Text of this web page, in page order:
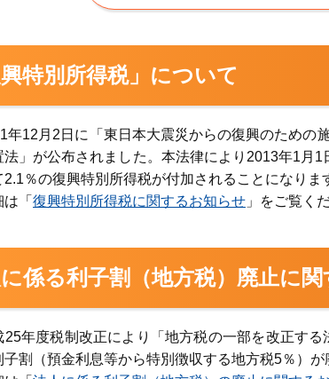
興特別所得税」について
12月2日に「東日本大震災からの復興のための
法」が公布されました。本法律により2013年1月
2.1％の復興特別所得税が付加されることになりま
「 復興特別所得税に関するお知らせ 」をご覧く
係る利子割（地方税）廃止に
年度税制改正により「地方税の一部を改正す
子割（預金利息等から特別徴収する地方税5％）が